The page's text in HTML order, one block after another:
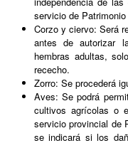
servicio de Patrimonio
Corzo y ciervo: Será
antes de autorizar
hembras adultas,
rececho.
Zorro: Se procederá
Aves: Se podrá
cultivos agrícolas o
servicio provincial de
se indicará si los